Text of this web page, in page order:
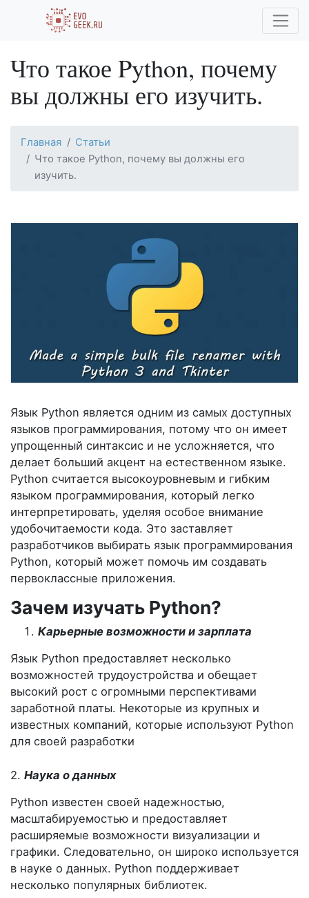
Что такое Python, почему
вы должны его изучить.
Главная
Статьи
Что такое Python, почему вы должны его
изучить.
Язык Python является одним из самых доступных
языков программирования, потому что он имеет
упрощенный синтаксис и не усложняется, что
делает больший акцент на естественном языке.
Python считается высокоуровневым и гибким
языком программирования, который легко
интерпретировать, уделяя особое внимание
удобочитаемости кода. Это заставляет
разработчиков выбирать язык программирования
Python, который может помочь им создавать
первоклассные приложения.
Зачем изучать Python?
Карьерные возможности и зарплата
Язык Python предоставляет несколько
возможностей трудоустройства и обещает
высокий рост с огромными перспективами
заработной платы. Некоторые из крупных и
известных компаний, которые используют Python
для своей разработки
2. Наука о данных
Python известен своей надежностью,
масштабируемостью и предоставляет
расширяемые возможности визуализации и
графики. Следовательно, он широко используется
в науке о данных. Python поддерживает
несколько популярных библиотек.